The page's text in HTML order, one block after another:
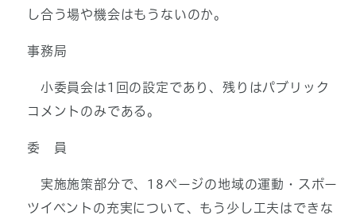
し合う場や機会はもうないのか。
事務局
小委員会は1回の設定であり、残りはパブリック
コメントのみである。
委 員
実施施策部分で、18ページの地域の運動・スポー
ツイベントの充実について、もう少し工夫はできな